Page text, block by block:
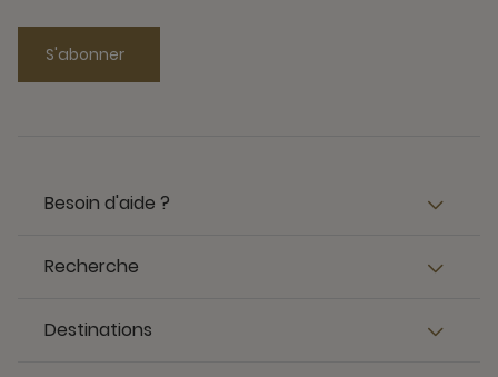
S'abonner
Besoin d'aide ?
Recherche
Destinations